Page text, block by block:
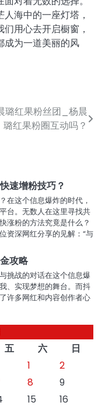
海中的一座灯塔，
用心去开启橱窗，
成为一道美丽的风
璐红果粉丝团_杨晨
璐红果粉圈互动吗？
速增粉技巧？
在这个信息爆炸的时代，
台。无数人在这里寻找共
涨粉的方法究竟是什么？
资深网红分享的见解：“与
攻略
挑战的对话在这个信息爆
、实现梦想的舞台。而抖
许多网红和内容创作者心
五 六
日
1
2
8
9
15
16